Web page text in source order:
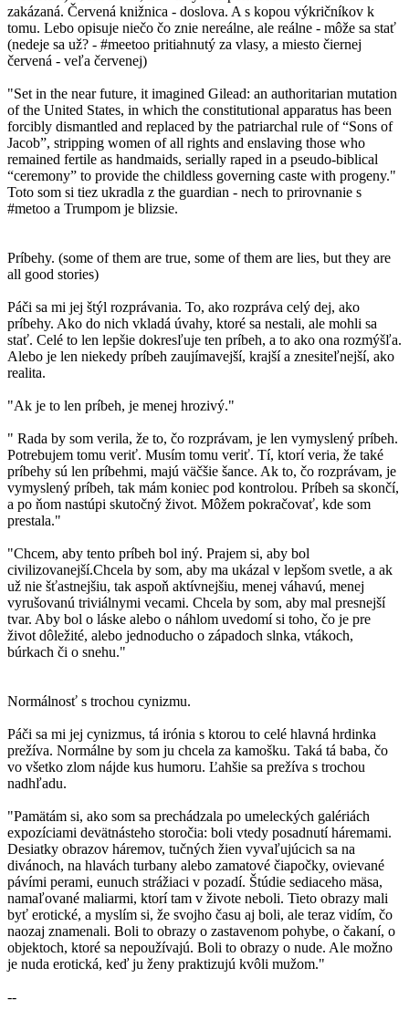
zakázaná. Červená knižnica - doslova. A s kopou výkričníkov k
tomu. Lebo opisuje niečo čo znie nereálne, ale reálne - môže sa stať
(nedeje sa už? - #meetoo pritiahnutý za vlasy, a miesto čiernej
červená - veľa červenej)
"Set in the near future, it imagined Gilead: an authoritarian mutation
of the United States, in which the constitutional apparatus has been
forcibly dismantled and replaced by the patriarchal rule of “Sons of
Jacob”, stripping women of all rights and enslaving those who
remained fertile as handmaids, serially raped in a pseudo-biblical
“ceremony” to provide the childless governing caste with progeny."
Toto som si tiez ukradla z the guardian - nech to prirovnanie s
#metoo a Trumpom je blizsie.
Príbehy. (some of them are true, some of them are lies, but they are
all good stories)
Páči sa mi jej štýl rozprávania. To, ako rozpráva celý dej, ako
príbehy. Ako do nich vkladá úvahy, ktoré sa nestali, ale mohli sa
stať. Celé to len lepšie dokresľuje ten príbeh, a to ako ona rozmýšľa.
Alebo je len niekedy príbeh zaujímavejší, krajší a znesiteľnejší, ako
realita.
"Ak je to len príbeh, je menej hrozivý."
" Rada by som verila, že to, čo rozprávam, je len vymyslený príbeh.
Potrebujem tomu veriť. Musím tomu veriť. Tí, ktorí veria, že také
príbehy sú len príbehmi, majú väčšie šance. Ak to, čo rozprávam, je
vymyslený príbeh, tak mám koniec pod kontrolou. Príbeh sa skončí,
a po ňom nastúpi skutočný život. Môžem pokračovať, kde som
prestala."
"Chcem, aby tento príbeh bol iný. Prajem si, aby bol
civilizovanejší.Chcela by som, aby ma ukázal v lepšom svetle, a ak
už nie šťastnejšiu, tak aspoň aktívnejšiu, menej váhavú, menej
vyrušovanú triviálnymi vecami. Chcela by som, aby mal presnejší
tvar. Aby bol o láske alebo o náhlom uvedomí si toho, čo je pre
život dôležité, alebo jednoducho o západoch slnka, vtákoch,
búrkach či o snehu."
Normálnosť s trochou cynizmu.
Páči sa mi jej cynizmus, tá irónia s ktorou to celé hlavná hrdinka
prežíva. Normálne by som ju chcela za kamošku. Taká tá baba, čo
vo všetko zlom nájde kus humoru. Ľahšie sa prežíva s trochou
nadhľadu.
"Pamätám si, ako som sa prechádzala po umeleckých galériách
expozíciami devätnásteho storočia: boli vtedy posadnutí háremami.
Desiatky obrazov háremov, tučných žien vyvaľujúcich sa na
divánoch, na hlavách turbany alebo zamatové čiapočky, ovievané
pávími perami, eunuch strážiaci v pozadí. Štúdie sediaceho mäsa,
namaľované maliarmi, ktorí tam v živote neboli. Tieto obrazy mali
byť erotické, a myslím si, že svojho času aj boli, ale teraz vidím, čo
naozaj znamenali. Boli to obrazy o zastavenom pohybe, o čakaní, o
objektoch, ktoré sa nepoužívajú. Boli to obrazy o nude. Ale možno
je nuda erotická, keď ju ženy praktizujú kvôli mužom."
--